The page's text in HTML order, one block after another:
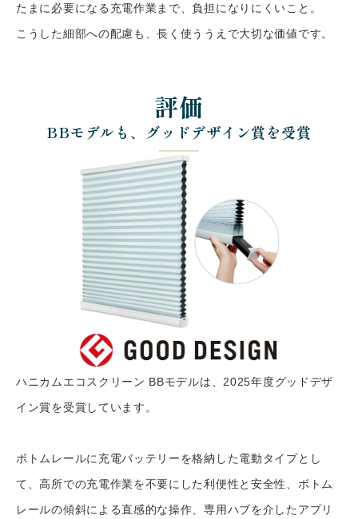
たまに必要になる充電作業まで、負担になりにくいこと。
こうした細部への配慮も、長く使ううえで大切な価値です。
評価
BBモデルも、グッドデザイン賞を受賞
ハニカムエコスクリーン BBモデルは、2025年度グッドデザ
イン賞を受賞しています。
ボトムレールに充電バッテリーを格納した電動タイプとし
て、高所での充電作業を不要にした利便性と安全性、ボトム
レールの傾斜による直感的な操作、専用ハブを介したアプリ